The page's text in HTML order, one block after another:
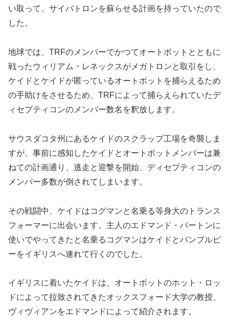
い取って、サイバトロンを蘇らせる計画を持っていたので
した。
地球では、TRFのメンバーでかつてオートボットとともに
戦ったウィリアム・レネックスがメガトロンと取引をし、
ケイドとケイドが匿っているオートボットを捕らえるため
の手助けをさせるため、TRFによって捕らえられていたデ
ィセプティコンのメンバー数名を釈放します。
サウスダコタ州にあるケイドのスクラップ工場を奇襲しま
すが、事前に感知したケイドとオートボットメンバーは兼
ねての計画通り、逃走と迎撃を開始、ディセプティコンの
メンバー多数が倒されてしまいます。
その戦闘中、ケイドはコグマンと名乗る等身大のトランス
フォーマーに出会います。主人のエドマンド・バートンに
使いでやってきたと名乗るコグマンはケイドとバンブルビ
ーをイギリスへ連れて行くのでした。
イギリスに着いたケイドは、オートボットのホット・ロッ
ドによって拉致されてきたオックスフォード大学の教授、
ヴィヴィアンをエドマンドによって紹介されます。